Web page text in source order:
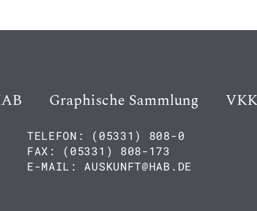
Graphische Sammlung VKK
TELEFON: (05331) 808-0
FAX: (05331) 808-173
E-MAIL: AUSKUNFT@HAB.DE